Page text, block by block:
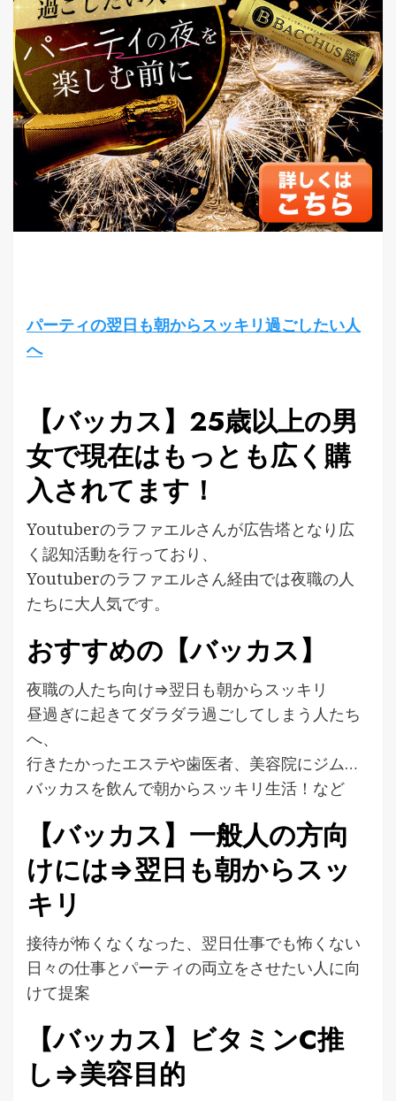
パーティの翌日も朝からスッキリ過ごしたい人
へ
【バッカス】25歳以上の男
女で現在はもっとも広く購
入されてます！
Youtuberのラファエルさんが広告塔となり広
く認知活動を行っており、
Youtuberのラファエルさん経由では夜職の人
たちに大人気です。
おすすめの【バッカス】
夜職の人たち向け⇒翌日も朝からスッキリ
昼過ぎに起きてダラダラ過ごしてしまう人たち
へ、
行きたかったエステや歯医者、美容院にジム…
バッカスを飲んで朝からスッキリ生活！など
【バッカス】一般人の方向
けには⇒翌日も朝からスッ
キリ
接待が怖くなくなった、翌日仕事でも怖くない
日々の仕事とパーティの両立をさせたい人に向
けて提案
【バッカス】ビタミンC推
し⇒美容目的